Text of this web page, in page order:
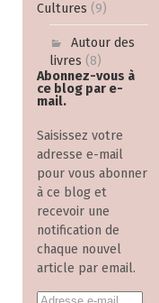
Cultures (9)
Autour des
livres (8)
Abonnez-vous à
ce blog par e-
mail.
Saisissez votre
adresse e-mail
pour vous abonner
à ce blog et
recevoir une
notification de
chaque nouvel
article par email.